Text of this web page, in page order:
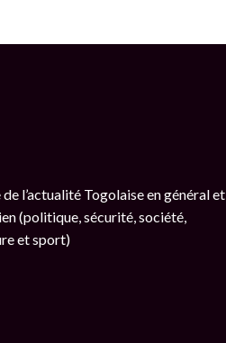
l’actualité Togolaise en général et
(politique, sécurité, société,
et sport)